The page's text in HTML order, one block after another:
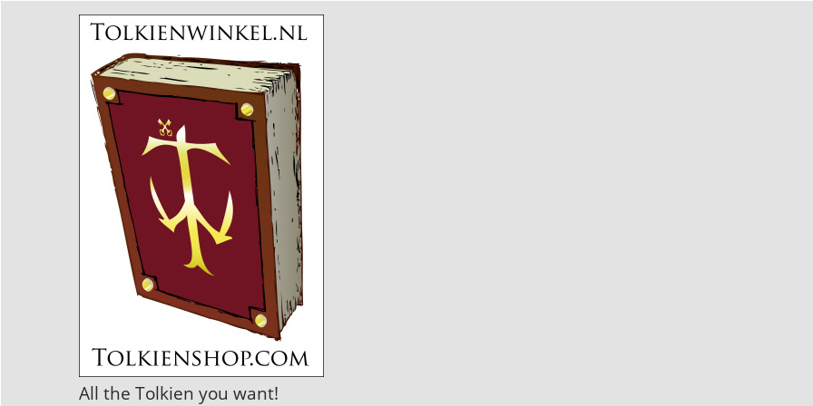
All the Tolkien you want!